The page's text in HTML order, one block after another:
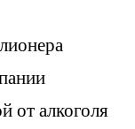
от алкоголя